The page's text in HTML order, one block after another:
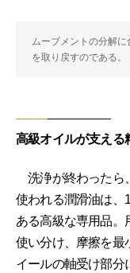
ムーブメントの分解
を取り戻すのである。
高級オイルが支える
洗浄が終わったら
使われる潤滑油は、
ある高級な専用品。
使い分け、摩擦を最
イールの軸受け部分